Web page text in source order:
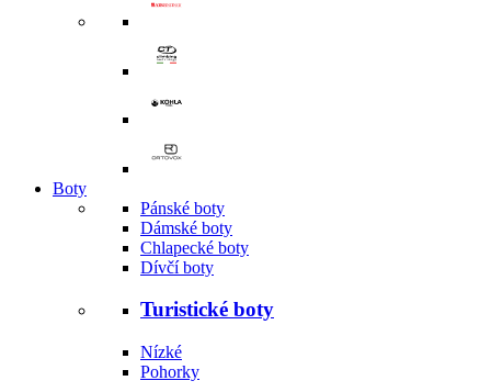
Boty
Pánské boty
Dámské boty
Chlapecké boty
Dívčí boty
Turistické boty
Nízké
Pohorky